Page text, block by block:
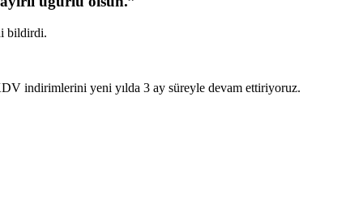
bildirdi.
indirimlerini yeni yılda 3 ay süreyle devam ettiriyoruz.